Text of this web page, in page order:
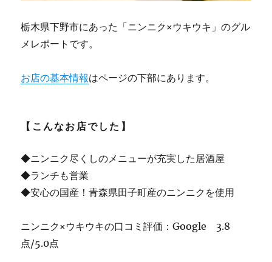
栃木県下野市にあった「ニンニク×ウキウキ」のグル
メレポートです。
お店の基本情報はページの下部にあります。
【こんなお店でした】
◆ニンニク尽くしのメニューが充実した居酒屋
◆ランチも営業
◆安心の国産！青森県田子町産のニンニクを使用
ニンニク×ウキウキの口コミ評価：Google 3.8
点/5.0点